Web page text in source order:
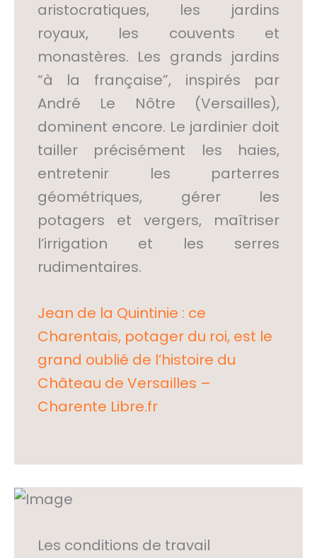
aristocratiques, les jardins
royaux, les couvents et
monastères. Les grands jardins
“à la française”, inspirés par
André Le Nôtre (Versailles),
dominent encore. Le jardinier doit
tailler précisément les haies,
entretenir les parterres
géométriques, gérer les
potagers et vergers, maîtriser
l’irrigation et les serres
rudimentaires.
Jean de la Quintinie : ce
Charentais, potager du roi, est le
grand oublié de l’histoire du
Château de Versailles –
Charente Libre.fr
Les conditions de travail